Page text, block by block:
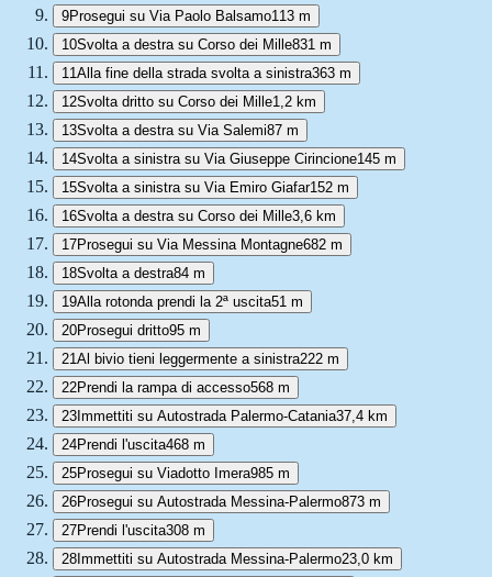
9Prosegui su Via Paolo Balsamo113 m
10Svolta a destra su Corso dei Mille831 m
11Alla fine della strada svolta a sinistra363 m
12Svolta dritto su Corso dei Mille1,2 km
13Svolta a destra su Via Salemi87 m
14Svolta a sinistra su Via Giuseppe Cirincione145 m
15Svolta a sinistra su Via Emiro Giafar152 m
16Svolta a destra su Corso dei Mille3,6 km
17Prosegui su Via Messina Montagne682 m
18Svolta a destra84 m
19Alla rotonda prendi la 2ª uscita51 m
20Prosegui dritto95 m
21Al bivio tieni leggermente a sinistra222 m
22Prendi la rampa di accesso568 m
23Immettiti su Autostrada Palermo-Catania37,4 km
24Prendi l'uscita468 m
25Prosegui su Viadotto Imera985 m
26Prosegui su Autostrada Messina-Palermo873 m
27Prendi l'uscita308 m
28Immettiti su Autostrada Messina-Palermo23,0 km